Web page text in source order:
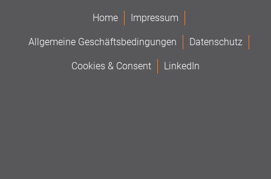
Home Impressum
Allgemeine Geschäftsbedingungen Datenschutz
Cookies & Consent LinkedIn